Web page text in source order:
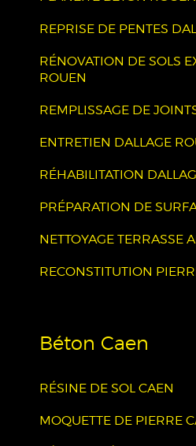
REPRISE DE PENTES
RÉNOVATION DE SOLS
ROUEN
REMPLISSAGE DE
ENTRETIEN DALLAGE
RÉHABILITATION
PRÉPARATION DE
NETTOYAGE TERRASSE
RECONSTITUTION
Béton Caen
RÉSINE DE SOL CAEN
MOQUETTE DE PIERRE